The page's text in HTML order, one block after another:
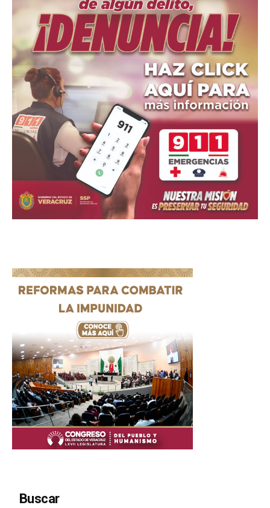
Buscar